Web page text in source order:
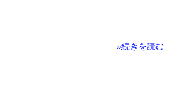
»続きを読む